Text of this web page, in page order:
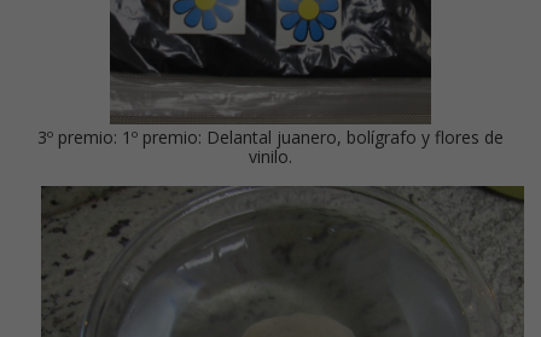
3º premio: 1º premio: Delantal juanero, bolígrafo y flores de
vinilo.